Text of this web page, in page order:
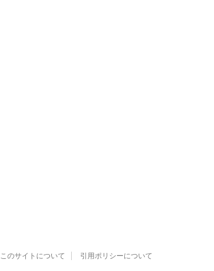
このサイトについて 引用ポリシーについて